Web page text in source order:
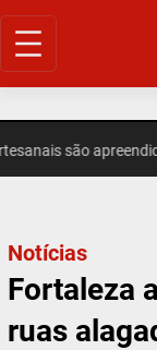
Pular
para
são apreendidas
Notícias
Fortaleza
ruas